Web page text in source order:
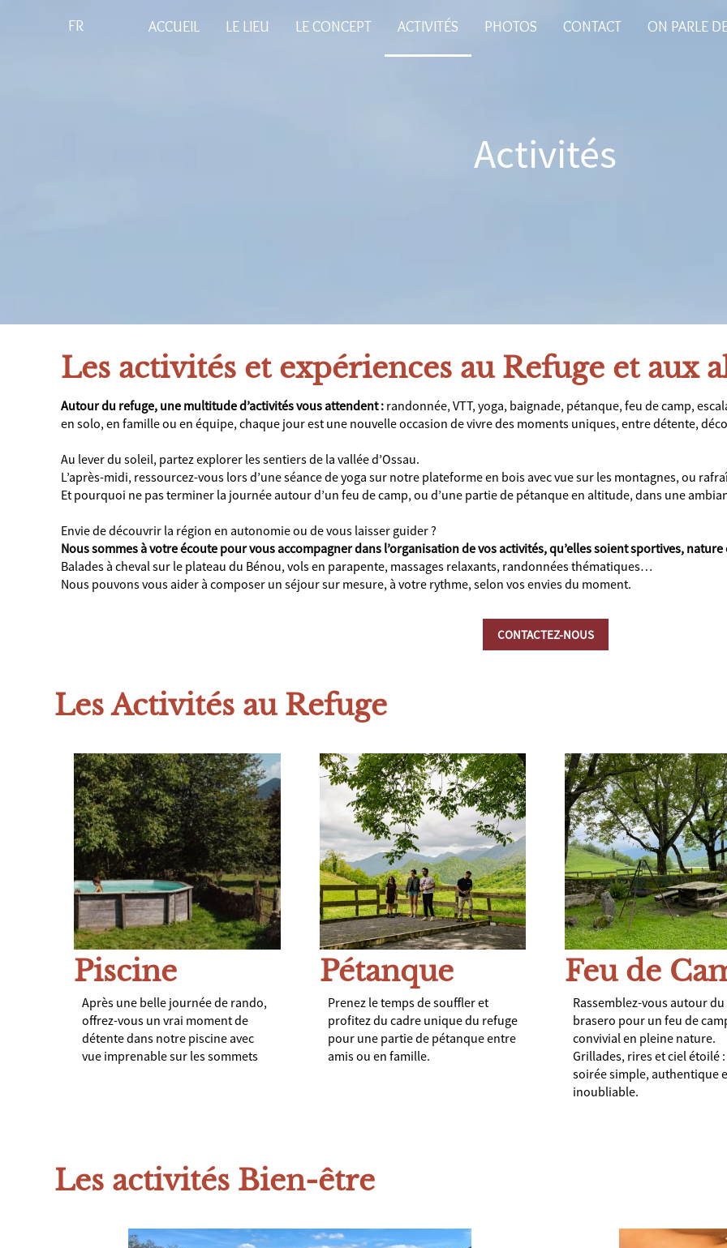
FR ACCUEIL LE LIEU LE CONCEPT ACTIVITÉS PHOTOS CONTACT ON PARLE
Activités
Les activités et expériences au Refuge et aux
Autour du refuge, une multitude d’activités vous attendent : randonnée, VTT, yoga, baignade, pétanque, feu de camp,
en solo, en famille ou en équipe, chaque jour est une nouvelle occasion de vivre des moments uniques, entre détente,
Au lever du soleil, partez explorer les sentiers de la vallée d’Ossau.
L’après-midi, ressourcez-vous lors d’une séance de yoga sur notre plateforme en bois avec vue sur les montagnes, ou
Et pourquoi ne pas terminer la journée autour d’un feu de camp, ou d’une partie de pétanque en altitude, dans une
Envie de découvrir la région en autonomie ou de vous laisser guider ?
Nous sommes à votre écoute pour vous accompagner dans l’organisation de vos activités, qu’elles soient sportives,
Balades à cheval sur le plateau du Bénou, vols en parapente, massages relaxants, randonnées thématiques…
Nous pouvons vous aider à composer un séjour sur mesure, à votre rythme, selon vos envies du moment.
CONTACTEZ-NOUS
Les Activités au Refuge
Piscine
Après une belle journée de rando,
offrez-vous un vrai moment de
détente dans notre piscine avec
vue imprenable sur les sommets
Pétanque
Prenez le temps de souffler et
profitez du cadre unique du refuge
pour une partie de pétanque entre
amis ou en famille.
Feu de
Rassemblez-vous autour du
brasero pour un feu de
convivial en pleine nature.
Grillades, rires et ciel étoilé
soirée simple, authentique
inoubliable.
Les activités Bien-être